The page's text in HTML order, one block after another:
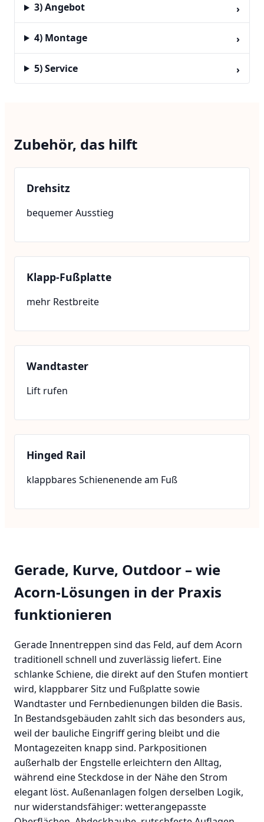
3) Angebot ›
4) Montage ›
5) Service ›
Zubehör, das hilft
Drehsitz
bequemer Ausstieg
Klapp-Fußplatte
mehr Restbreite
Wandtaster
Lift rufen
Hinged Rail
klappbares Schienenende am Fuß
Gerade, Kurve, Outdoor – wie
Acorn-Lösungen in der Praxis
funktionieren
Gerade Innentreppen sind das Feld, auf dem Acorn
traditionell schnell und zuverlässig liefert. Eine
schlanke Schiene, die direkt auf den Stufen montiert
wird, klappbarer Sitz und Fußplatte sowie
Wandtaster und Fernbedienungen bilden die Basis.
In Bestandsgebäuden zahlt sich das besonders aus,
weil der bauliche Eingriff gering bleibt und die
Montagezeiten knapp sind. Parkpositionen
außerhalb der Engstelle erleichtern den Alltag,
während eine Steckdose in der Nähe den Strom
elegant löst. Außenanlagen folgen derselben Logik,
nur widerstandsfähiger: wetterangepasste